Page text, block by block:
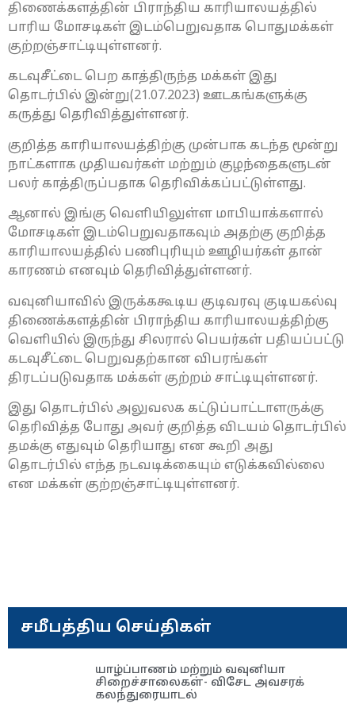
திணைக்களத்தின் பிராந்திய காரியாலயத்தில்
பாரிய மோசடிகள் இடம்பெறுவதாக பொதுமக்கள்
குற்றஞ்சாட்டியுள்ளனர்.
கடவுசீட்டை பெற காத்திருந்த மக்கள் இது
தொடர்பில் இன்று(21.07.2023) ஊடகங்களுக்கு
கருத்து தெரிவித்துள்ளனர்.
குறித்த காரியாலயத்திற்கு முன்பாக கடந்த மூன்று
நாட்களாக முதியவர்கள் மற்றும் குழந்தைகளுடன்
பலர் காத்திருப்பதாக தெரிவிக்கப்பட்டுள்ளது.
ஆனால் இங்கு வெளியிலுள்ள மாபியாக்களால்
மோசடிகள் இடம்பெறுவதாகவும் அதற்கு குறித்த
காரியாலயத்தில் பணிபுரியும் ஊழியர்கள் தான்
காரணம் எனவும் தெரிவித்துள்ளனர்.
வவுனியாவில் இருக்ககூடிய குடிவரவு குடியகல்வு
திணைக்களத்தின் பிராந்திய காரியாலயத்திற்கு
வெளியில் இருந்து சிலரால் பெயர்கள் பதியப்பட்டு
கடவுசீட்டை பெறுவதற்கான விபரங்கள்
திரடப்படுவதாக மக்கள் குற்றம் சாட்டியுள்ளனர்.
இது தொடர்பில் அலுவலக கட்டுப்பாட்டாளருக்கு
தெரிவித்த போது அவர் குறித்த விடயம் தொடர்பில்
தமக்கு எதுவும் தெரியாது என கூறி அது
தொடர்பில் எந்த நடவடிக்கையும் எடுக்கவில்லை
என மக்கள் குற்றஞ்சாட்டியுள்ளனர்.
சமீபத்திய செய்திகள்
யாழ்ப்பாணம் மற்றும் வவுனியா
சிறைச்சாலைகள்- விசேட அவசரக்
கலந்துரையாடல்